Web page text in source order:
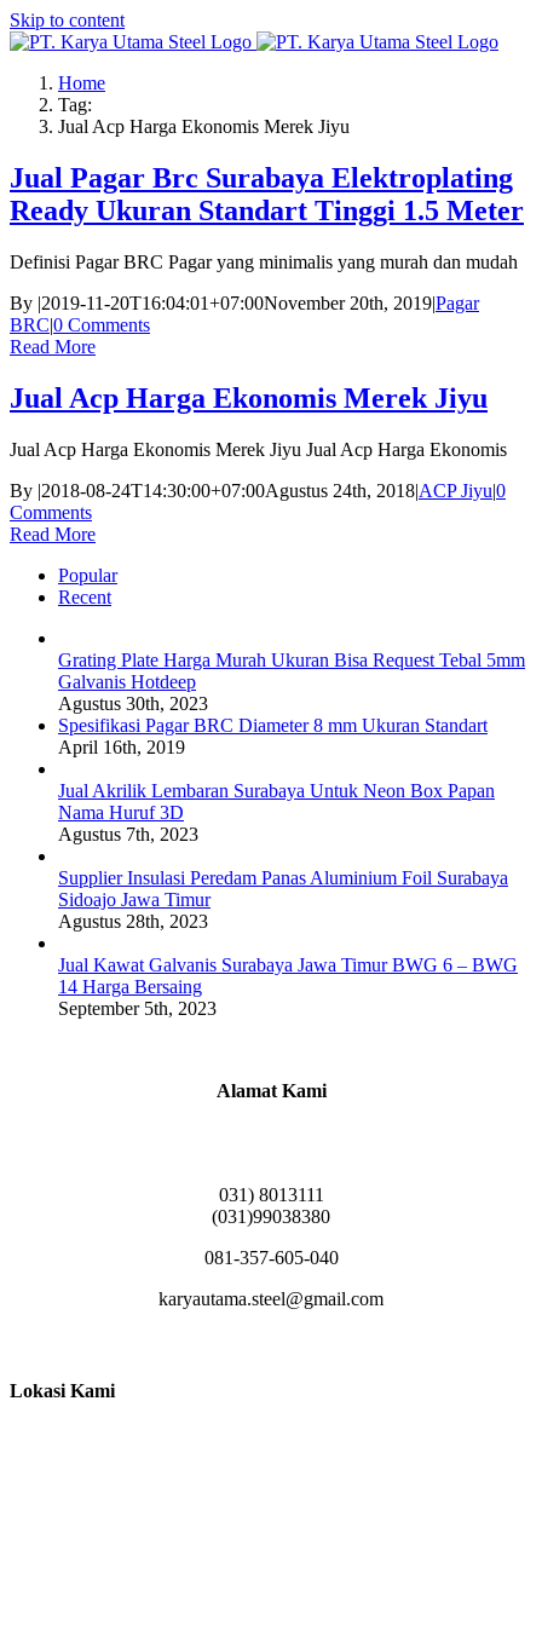
Skip to content
Home
Tag:
Jual Acp Harga Ekonomis Merek Jiyu
Jual Pagar Brc Surabaya Elektroplating
Ready Ukuran Standart Tinggi 1.5 Meter
Definisi Pagar BRC Pagar yang minimalis yang murah dan mudah
By |2019-11-20T16:04:01+07:00November 20th, 2019|Pagar
BRC|0 Comments
Read More
Jual Acp Harga Ekonomis Merek Jiyu
Jual Acp Harga Ekonomis Merek Jiyu Jual Acp Harga Ekonomis
By |2018-08-24T14:30:00+07:00Agustus 24th, 2018|ACP Jiyu|0
Comments
Read More
Popular
Recent
Grating Plate Harga Murah Ukuran Bisa Request Tebal 5mm
Galvanis Hotdeep
Agustus 30th, 2023
Spesifikasi Pagar BRC Diameter 8 mm Ukuran Standart
April 16th, 2019
Jual Akrilik Lembaran Surabaya Untuk Neon Box Papan
Nama Huruf 3D
Agustus 7th, 2023
Supplier Insulasi Peredam Panas Aluminium Foil Surabaya
Sidoajo Jawa Timur
Agustus 28th, 2023
Jual Kawat Galvanis Surabaya Jawa Timur BWG 6 – BWG
14 Harga Bersaing
September 5th, 2023
Alamat Kami
031) 8013111
(031)99038380
081-357-605-040
karyautama.steel@gmail.com
Lokasi Kami